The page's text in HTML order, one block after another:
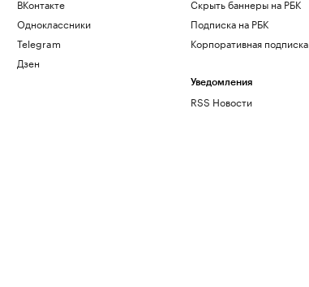
ВКонтакте
Одноклассники
Telegram
Дзен
Скрыть баннеры на РБК
Подписка на РБК
Корпоративная подписка
Уведомления
RSS Новости